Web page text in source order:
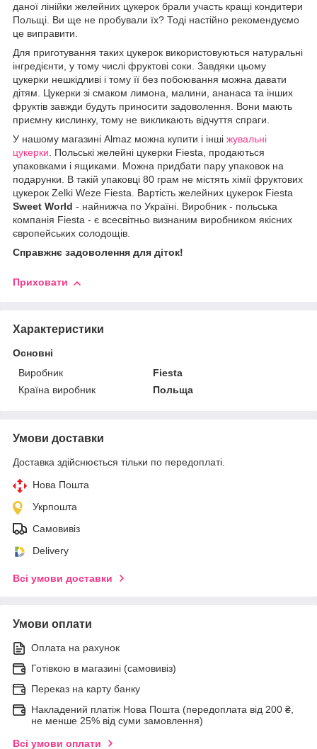
даної лінійки желейних цукерок брали участь кращі кондитери
Польщі. Ви ще не пробували їх? Тоді настійно рекомендуємо
це виправити.
Для приготування таких цукерок використовуються натуральні
інгредієнти, у тому числі фруктові соки. Завдяки цьому
цукерки нешкідливі і тому її без побоювання можна давати
дітям. Цукерки зі смаком лимона, малини, ананаса та інших
фруктів завжди будуть приносити задоволення. Вони мають
приємну кислинку, тому не викликають відчуття спраги.
У нашому магазині Almaz можна купити і інші жувальні
цукерки. Польські желейні цукерки Fiesta, продаються
упаковками і ящиками. Можна придбати пару упаковок на
подарунки. В такій упаковці 80 грам не містять хімії фруктових
цукерок Zelki Weze Fiesta. Вартість желейних цукерок Fiesta
Sweet World - найнижча по Україні. Виробник - польська
компанія Fiesta - є всесвітньо визнаним виробником якісних
європейських солодощів.
Справжнє задоволення для діток!
Приховати
Характеристики
Основні
Виробник
Fiesta
Країна виробник
Польща
Умови доставки
Доставка здійснюється тільки по передоплаті.
Нова Пошта
Укрпошта
Самовивіз
Delivery
Всі умови доставки
Умови оплати
Оплата на рахунок
Готівкою в магазині (самовивіз)
Переказ на карту банку
Накладений платіж Нова Пошта (передоплата від 200 ₴,
не менше 25% від суми замовлення)
Всі умови оплати